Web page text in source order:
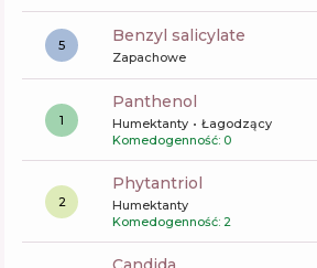
5 benzyl salicylate
Zapachowe
1
panthenol
Humektanty
Łagodzący
Komedogenność: 0
2
phytantriol
Humektanty
Komedogenność: 2